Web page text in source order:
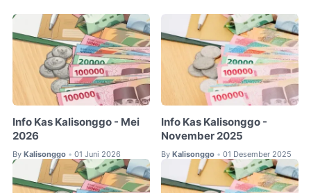
Info Kas Kalisonggo - Mei
2026
By Kalisonggo • 01 Juni 2026
Info Kas Kalisonggo -
November 2025
By Kalisonggo • 01 Desember 2025